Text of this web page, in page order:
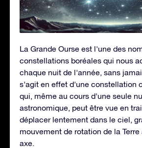
La Grande Ourse est l'une des
constellations boréales qui nous
chaque nuit de l'année, sans
s'agit en effet d'une constellation
qui, même au cours d'une seule
astronomique, peut être vue en
déplacer lentement dans le ciel,
mouvement de rotation de la Terre
axe.